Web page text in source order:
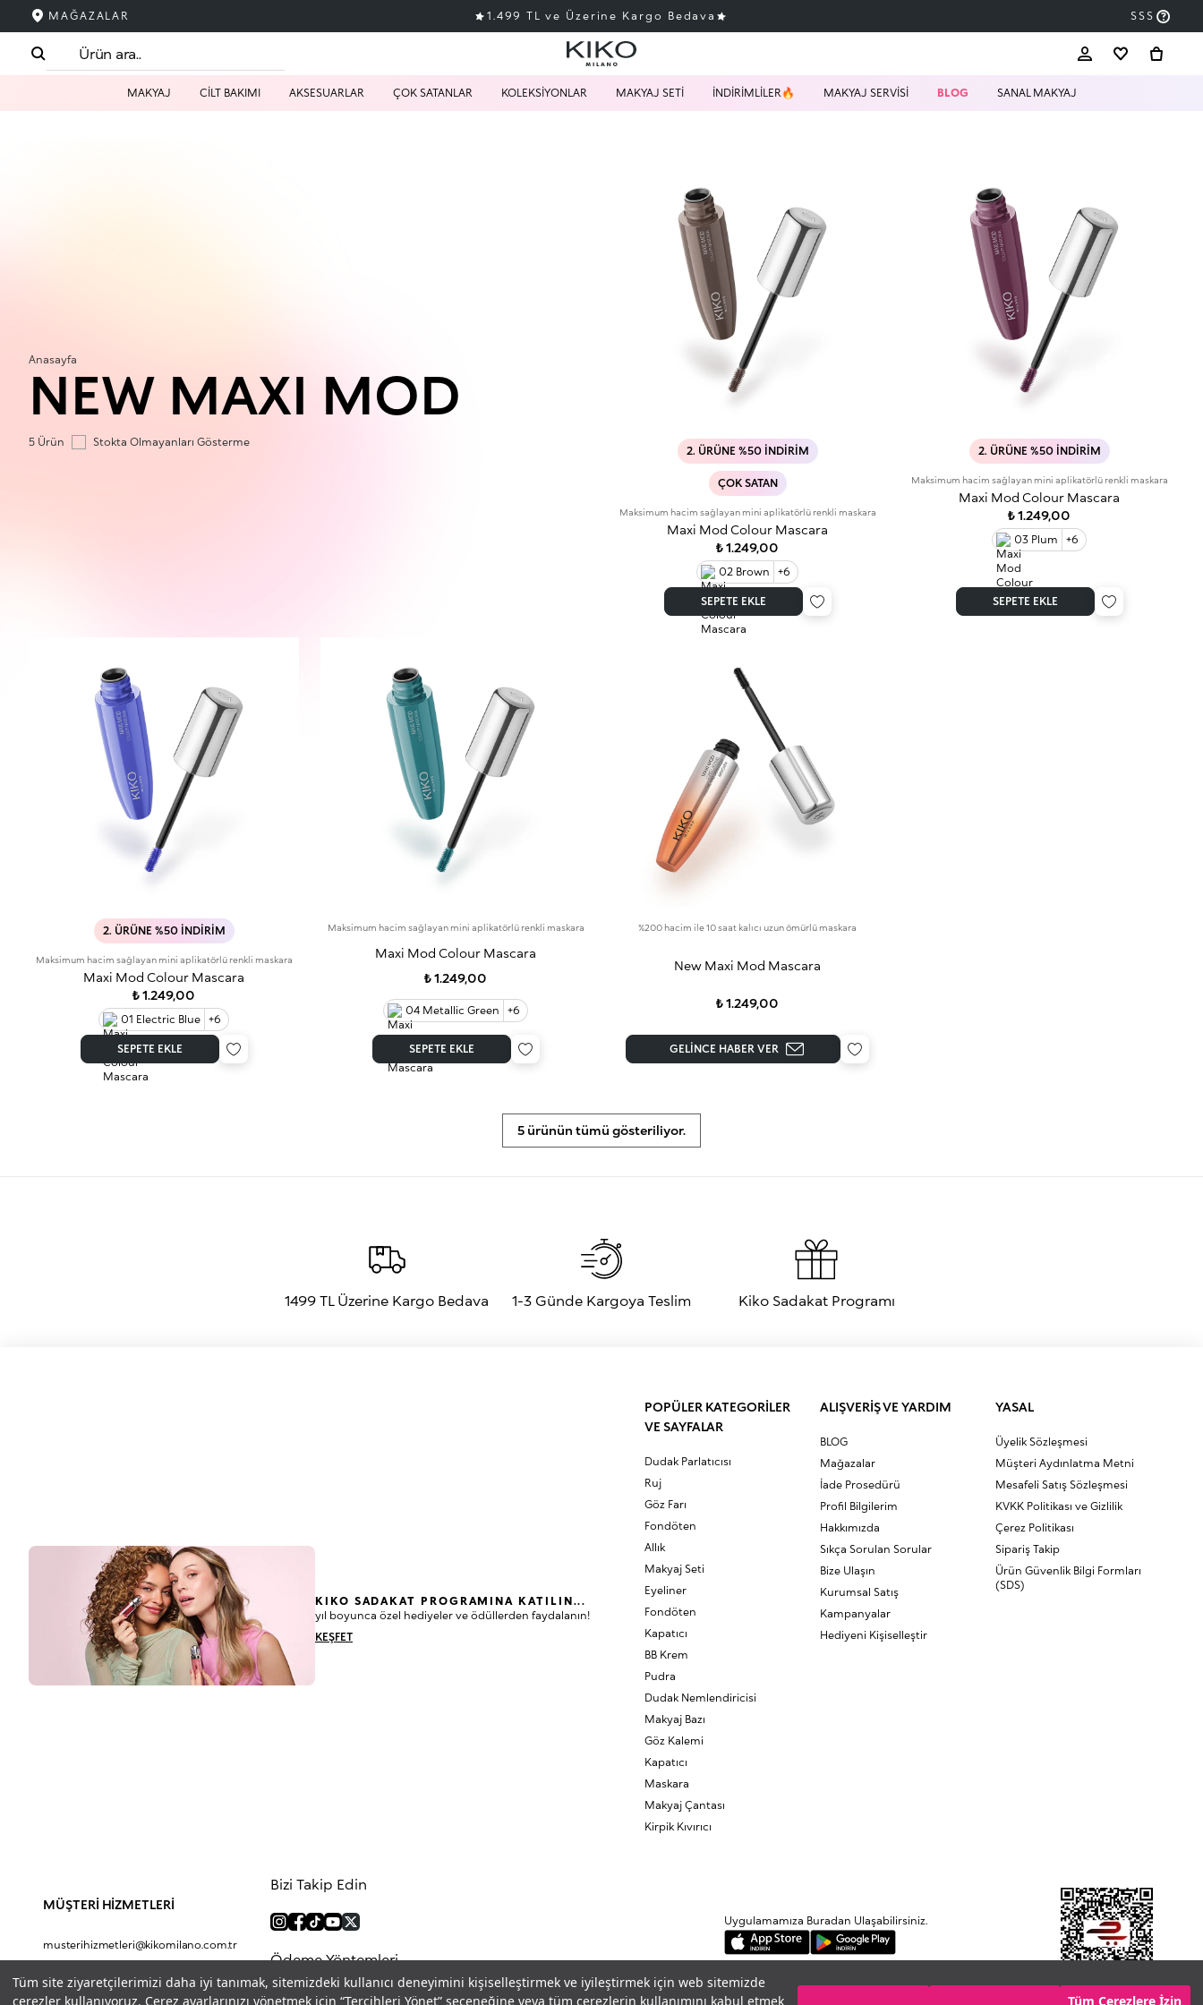
Tüm site ziyaretçilerimizi daha iyi tanımak, sitemizdeki kullanıcı deneyimini kişiselleştirmek ve iyileştirmek için web sitemizde
çerezler kullanıyoruz. Çerez ayarlarınızı yönetmek için “Tercihleri Yönet” seçeneğine veya tüm çerezlerin kullanımını kabul etmek
Tüm Çerezlere İzin
MAĞAZALAR 1.499 TL ve Üzerine Kargo Bedava SSS
MAKYAJ CİLT BAKIMI AKSESUARLAR ÇOK SATANLAR KOLEKSİYONLAR MAKYAJ SETİ İNDİRİMLİLER🔥 MAKYAJ SERVİSİ BLOG SANAL MAKYAJ
Anasayfa
NEW MAXI MOD
5 Ürün Stokta Olmayanları Gösterme
2. ÜRÜNE %50 İNDIRIM
ÇOK SATAN
Maksimum hacim sağlayan mini aplikatörlü renkli maskara
Maxi Mod Colour Mascara
₺ 1.249,00
02 Brown +6
SEPETE EKLE
2. ÜRÜNE %50 İNDIRIM
Maksimum hacim sağlayan mini aplikatörlü renkli maskara
Maxi Mod Colour Mascara
₺ 1.249,00
03 Plum +6
SEPETE EKLE
2. ÜRÜNE %50 İNDIRIM
Maksimum hacim sağlayan mini aplikatörlü renkli maskara
Maxi Mod Colour Mascara
₺ 1.249,00
01 Electric Blue +6
SEPETE EKLE
Maksimum hacim sağlayan mini aplikatörlü renkli maskara
Maxi Mod Colour Mascara
₺ 1.249,00
04 Metallic Green +6
SEPETE EKLE
%200 hacim ile 10 saat kalıcı uzun ömürlü maskara
New Maxi Mod Mascara
₺ 1.249,00
GELINCE HABER VER
5 ürünün tümü gösteriliyor.
1499 TL Üzerine Kargo Bedava 1-3 Günde Kargoya Teslim Kiko Sadakat Programı
KIKO SADAKAT PROGRAMINA KATILIN...
yıl boyunca özel hediyeler ve ödüllerden faydalanın!
KEŞFET
POPÜLER KATEGORİLER
VE SAYFALAR
Dudak Parlatıcısı
Ruj
Göz Farı
Fondöten
Allık
Makyaj Seti
Eyeliner
Fondöten
Kapatıcı
BB Krem
Pudra
Dudak Nemlendiricisi
Makyaj Bazı
Göz Kalemi
Kapatıcı
Maskara
Makyaj Çantası
Kirpik Kıvırıcı
ALIŞVERİŞ VE YARDIM
BLOG
Mağazalar
İade Prosedürü
Profil Bilgilerim
Hakkımızda
Sıkça Sorulan Sorular
Bize Ulaşın
Kurumsal Satış
Kampanyalar
Hediyeni Kişiselleştir
YASAL
Üyelik Sözleşmesi
Müşteri Aydınlatma Metni
Mesafeli Satış Sözleşmesi
KVKK Politikası ve Gizlilik
Çerez Politikası
Sipariş Takip
Ürün Güvenlik Bilgi Formları
(SDS)
MÜŞTERİ HİZMETLERİ
musterihizmetleri@kikomilano.com.tr
Bizi Takip Edin
Ödeme Yöntemleri
Uygulamamıza Buradan Ulaşabilirsiniz.
Etbis'e kayıtlıdır.